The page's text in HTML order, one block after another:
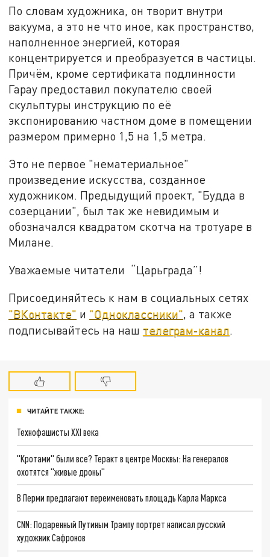
По словам художника, он творит внутри
вакуума, а это не что иное, как пространство,
наполненное энергией, которая
концентрируется и преобразуется в частицы.
Причём, кроме сертификата подлинности
Гарау предоставил покупателю своей
скульптуры инструкцию по её
экспонированию частном доме в помещении
размером примерно 1,5 на 1,5 метра.
Это не первое "нематериальное"
произведение искусства, созданное
художником. Предыдущий проект, "Будда в
созерцании", был так же невидимым и
обозначался квадратом скотча на тротуаре в
Милане.
Уважаемые читатели “Царьграда”!
Присоединяйтесь к нам в социальных сетях
"ВКонтакте" и "Одноклассники", а также
подписывайтесь на наш телеграм-канал.
ЧИТАЙТЕ ТАКЖЕ:
Технофашисты XXI века
"Кротами" были все? Теракт в центре Москвы: На генералов
охотятся "живые дроны"
В Перми предлагают переименовать площадь Карла Маркса
CNN: Подаренный Путиным Трампу портрет написал русский
художник Сафронов